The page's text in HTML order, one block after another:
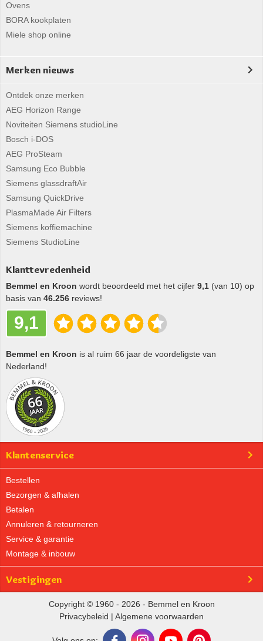
Ovens
BORA kookplaten
Miele shop online
Merken nieuws
Ontdek onze merken
AEG Horizon Range
Noviteiten Siemens studioLine
Bosch i-DOS
AEG ProSteam
Samsung Eco Bubble
Siemens glassdraftAir
Samsung QuickDrive
PlasmaMade Air Filters
Siemens koffiemachine
Siemens StudioLine
Klanttevredenheid
Bemmel en Kroon wordt beoordeeld met het cijfer 9,1 (van 10) op
basis van 46.256 reviews!
9,1
Bemmel en Kroon is al ruim 66 jaar de voordeligste van
Nederland!
Klantenservice
Bestellen
Bezorgen & afhalen
Betalen
Annuleren & retourneren
Service & garantie
Montage & inbouw
Vestigingen
Copyright © 1960 - 2026 - Bemmel en Kroon
Privacybeleid | Algemene voorwaarden